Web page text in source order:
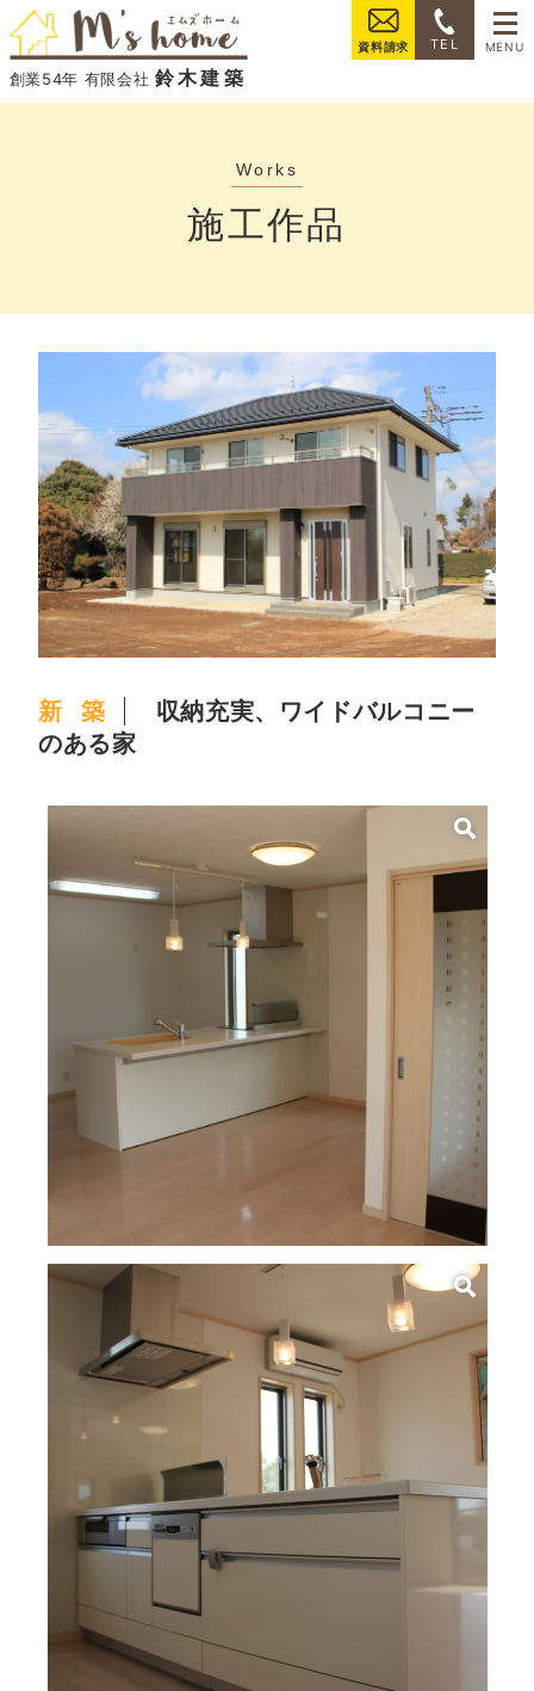
創業54年 有限会社 鈴木建築
TEL
資料請求
施工作品
新築
収納充実、ワイドバルコニー
のある家